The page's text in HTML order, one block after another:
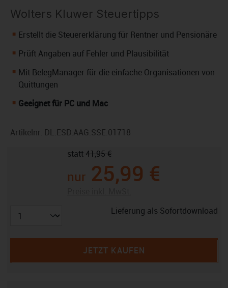
Wolters Kluwer Steuertipps
Erstellt die Steuererklärung für Rentner und Pensionäre
Prüft Angaben auf Fehler und Plausibilität
Mit BelegManager für die einfache Organisationen von
Quittungen
Geeignet für PC und Mac
Artikelnr. DL.ESD.AAG.SSE.01718
nur 25,99 €
statt41,95 €
Lieferung als Sofortdownload
JETZT KAUFEN